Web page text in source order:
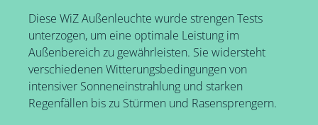
Diese WiZ Außenleuchte wurde strengen Tests
unterzogen, um eine optimale Leistung im
Außenbereich zu gewährleisten. Sie widersteht
verschiedenen Witterungsbedingungen von
intensiver Sonneneinstrahlung und starken
Regenfällen bis zu Stürmen und Rasensprengern.